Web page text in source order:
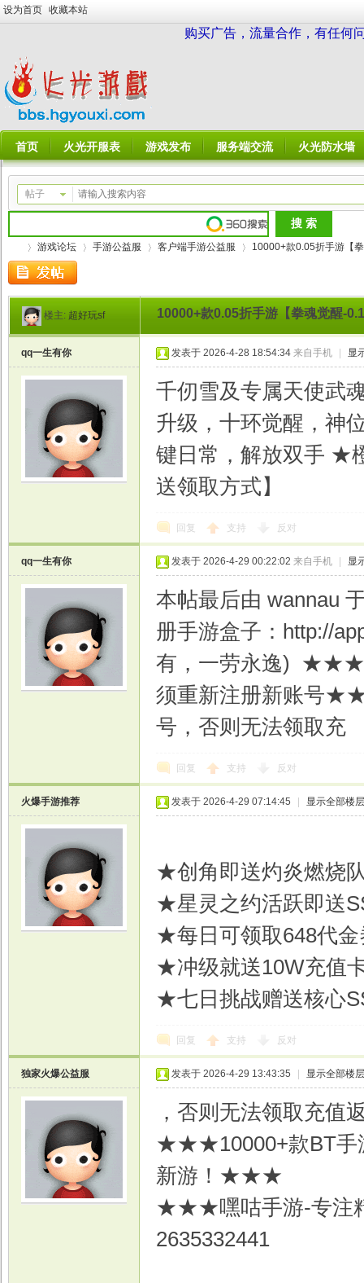
设为首页 收藏本站
购买广告，流量合作，有任何
首页 火光开服表 游戏发布 服务端交流 火光防水墙
帖子
»
游戏论坛
›
手游公益服 客户端手游公益服
›
10000+款0.05折手游【
楼主: 超好玩sf 10000+款0.05折手游【拳魂觉醒-
qq一生有你 发表于 2026-4-28 18:54:34 来自手机 显
千仞雪及专属天使武
升级，十环觉醒，神
键日常，解放双手 ★
送领取方式】
回复 支持 反对
qq一生有你 发表于 2026-4-29 00:22:02 来自手机 显
本帖最后由 wannau
册手游盒子：http://
有，一劳永逸) ★★★
须重新注册新账号
号，否则无法领取充
回复 支持 反对
火爆手游推荐 发表于 2026-4-29 07:14:45 显示全部楼层
★创角即送灼炎燃烧
★星灵之约活跃即送
★每日可领取648代金
★冲级就送10W充值
★七日挑战赠送核心
回复 支持 反对
独家火爆公益服 发表于 2026-4-29 13:43:35 显示全部楼层
，否则无法领取充
★★★10000+款BT手
新游！★★★
★★★嘿咕手游-专注
2635332441